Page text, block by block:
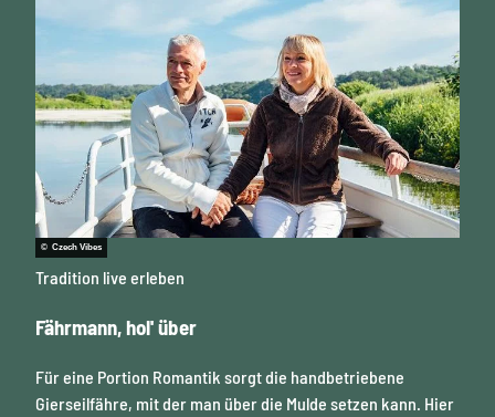
© Czech Vibes
Tradition live erleben
Fährmann, hol' über
Für eine Portion Romantik sorgt die handbetriebene
Gierseilfähre, mit der man über die Mulde setzen kann. Hier